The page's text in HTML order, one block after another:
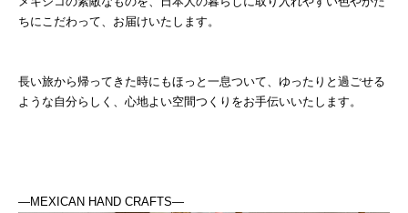
ちにこだわって、お届けいたします。
長い旅から帰ってきた時にもほっと一息ついて、ゆったりと過ごせる
ような自分らしく、心地よい空間つくりをお手伝いいたします。
―MEXICAN HAND CRAFTS―